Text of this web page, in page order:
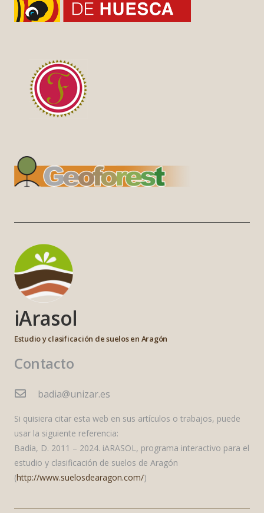
iArasol
Estudio y clasificación de suelos en Aragón
Contacto
badia@unizar.es
Si quisiera citar esta web en sus artículos o trabajos, puede
usar la siguiente referencia:
Badía, D. 2011 – 2024. iARASOL, programa interactivo para el
estudio y clasificación de suelos de Aragón
(http://www.suelosdearagon.com/)